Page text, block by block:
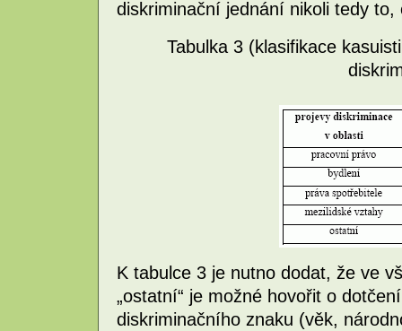
diskriminační jednání nikoli tedy
Tabulka 3 (klasifikace
K tabulce 3 je nutno dodat, že ve
„ostatní“ je možné hovořit o
diskriminačního znaku (věk,